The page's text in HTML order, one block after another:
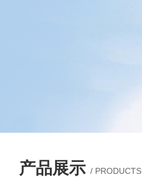
产品展示 / PRODUCTS